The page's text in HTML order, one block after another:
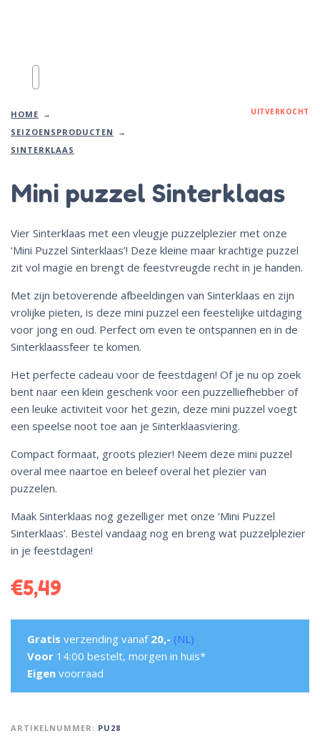
HOME
SEIZOENSPRODUCTEN
SINTERKLAAS
UITVERKOCHT
Mini puzzel Sinterklaas
Vier Sinterklaas met een vleugje puzzelplezier met onze
‘Mini Puzzel Sinterklaas’! Deze kleine maar krachtige puzzel
zit vol magie en brengt de feestvreugde recht in je handen.
Met zijn betoverende afbeeldingen van Sinterklaas en zijn
vrolijke pieten, is deze mini puzzel een feestelijke uitdaging
voor jong en oud. Perfect om even te ontspannen en in de
Sinterklaassfeer te komen.
Het perfecte cadeau voor de feestdagen! Of je nu op zoek
bent naar een klein geschenk voor een puzzelliefhebber of
een leuke activiteit voor het gezin, deze mini puzzel voegt
een speelse noot toe aan je Sinterklaasviering.
Compact formaat, groots plezier! Neem deze mini puzzel
overal mee naartoe en beleef overal het plezier van
puzzelen.
Maak Sinterklaas nog gezelliger met onze ‘Mini Puzzel
Sinterklaas’. Bestel vandaag nog en breng wat puzzelplezier
in je feestdagen!
€5,49
Gratis verzending vanaf 20,- (NL)
Voor 14:00 bestelt, morgen in huis*
Eigen voorraad
ARTIKELNUMMER: PU28